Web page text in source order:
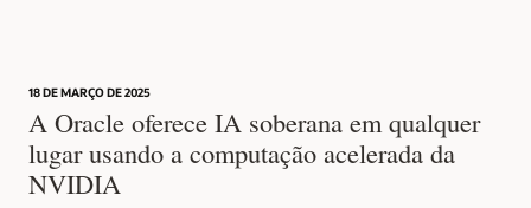
18 DE MARÇO DE 2025
A Oracle oferece IA soberana em qualquer
lugar usando a computação acelerada da
NVIDIA